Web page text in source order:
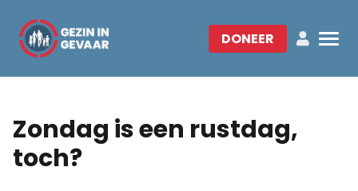
DONEER
Zondag is een rustdag,
toch?